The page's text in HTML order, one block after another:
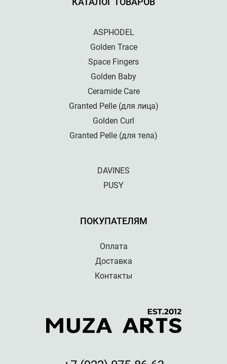
ASPHODEL
Golden Trace
Space Fingers
Golden Baby
Ceramide Care
Granted Pelle (для лица)
Golden Curl
Granted Pelle (для тела)
DAVINES
PUSY
ПОКУПАТЕЛЯМ
Оплата
Доставка
Контакты